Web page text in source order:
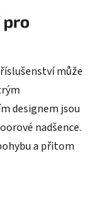
pro
může
designem jsou
nadšence.
a přitom